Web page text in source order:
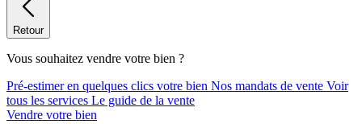
Retour
Vous souhaitez vendre votre bien ?
Pré-estimer en quelques clics votre bien Nos mandats de vente Voir
tous les services Le guide de la vente
Vendre votre bien